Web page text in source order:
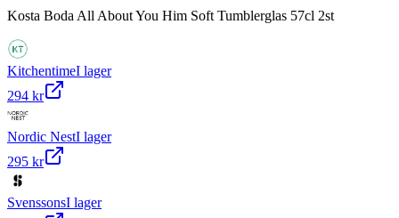
Kosta Boda All About You Him Soft Tumblerglas 57cl 2st
KitchentimeI lager
294 kr
Nordic NestI lager
295 kr
SvenssonsI lager